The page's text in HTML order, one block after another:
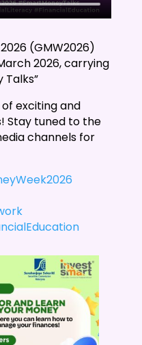
(GMW2026)
2026, carrying
Talks”
exciting and
Stay tuned to the
channels for